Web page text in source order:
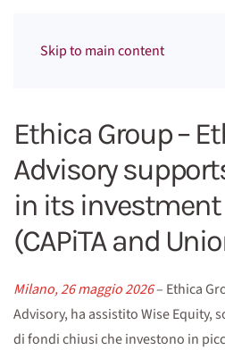
Skip to main content
Ethica Group –
Advisory
in its investment
(CAPiTA and
Milano, 26 maggio 2026– Ethica
Advisory, ha assistito Wise Equity,
di fondi chiusi che investono in